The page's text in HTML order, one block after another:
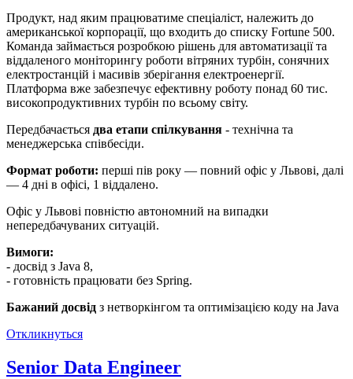
Продукт, над яким працюватиме спеціаліст, належить до
американської корпорації, що входить до списку Fortune 500.
Команда займається розробкою рішень для автоматизації та
віддаленого моніторингу роботи вітряних турбін, сонячних
електростанцій і масивів зберігання електроенергії.
Платформа вже забезпечує ефективну роботу понад 60 тис.
високопродуктивних турбін по всьому світу.
Передбачається два етапи спілкування - технічна та
менеджерська співбесіди.
Формат роботи: перші пів року — повний офіс у Львові, далі
— 4 дні в офісі, 1 віддалено.
Офіс у Львові повністю автономний на випадки
непередбачуваних ситуацій.
Вимоги:
- досвід з Java 8,
- готовність працювати без Spring.
Бажаний досвід з нетворкінгом та оптимізацією коду на Java
Откликнуться
Senior Data Engineer